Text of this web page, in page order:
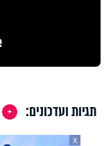
תגיות ועדכונים:
X